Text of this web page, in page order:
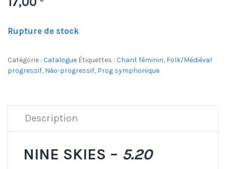
Rupture de stock
Catégorie : Catalogue Étiquettes : Chant féminin, Folk/Médiéval
progressif, Néo-progressif, Prog symphonique
Description
NINE SKIES – 5.20